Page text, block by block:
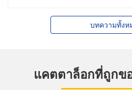
บทความทั้งห
แคตตาล็อกที่ถูกข